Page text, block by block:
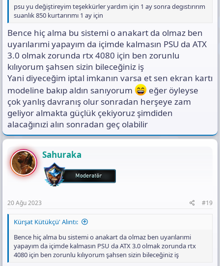
ITOPYA | Gaming Ürünler ve Bilgisayar Bileşenlerinin
Yeni Dünyası
DeepCool LS720 FC120 A-RGB Fanlı 360mm
Sıvı İşlemci Soğutucu Uygun Fiyatları ile
Tebilonda
DEEPCOOL Marka DeepCool LS720 FC120 A-RGB Fanlı
360mm Sıvı İşlemci Soğutucu Avantajlı Fiyatları ve
Taksit Seçenekleri ile Tebilonda
www.tebilon.com
ASUS TUF GAMING GT501 RGB Tempered
Glass USB 3.1 Mid Tower Kasa | ITOPYA
ASUS TUF GAMING GT501 RGB Tempered Glass USB
3.1 Mid Tower Kasa En iyi fiyat seçenekleri ile TUF
GAMING GT501 ITOPYA'da
www.itopya.com
1000W 80+ Gold 120mm Fan Modüler
Power Supply « Gamers Arena - İntegra
Teknoloji A.Ş.
Gamers Arena, Bilişim (Gaming) sektörüne yeni bir
psu yu değiştireyim teşekkürler yardım için 1 ay sonra degıstırırım
suanlık 850 kurtarırımı 1 ay için
Bence hiç alma bu sistemi o anakart da olmaz ben
uyarılarımi yapayım da içimde kalmasın PSU da ATX
3.0 olmak zorunda rtx 4080 için ben zorunlu
kılıyorum şahsen sizin bileceğiniz iş
Yani diyeceğim iptal imkanın varsa et sen ekran kartı
modeline bakıp aldın sanıyorum
eğer öyleyse
çok yanlış davranış olur sonradan herşeye zam
geliyor almakta güçlük çekiyoruz şimdiden
alacağınızi alın sonradan geç olabilir
Sahuraka
20 Ağu 2023 #19
Kürşat Kütükçü' Alıntı:
Bence hiç alma bu sistemi o anakart da olmaz ben uyarılarımi
yapayım da içimde kalmasın PSU da ATX 3.0 olmak zorunda rtx
4080 için ben zorunlu kılıyorum şahsen sizin bileceğiniz iş